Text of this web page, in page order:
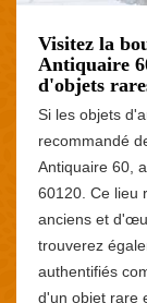
Visitez la
Antiquaire
d'objets
Si les objets
recommandé
Antiquaire 60,
60120. Ce lieu
anciens et
trouverez
authentifiés
d'un objet rare